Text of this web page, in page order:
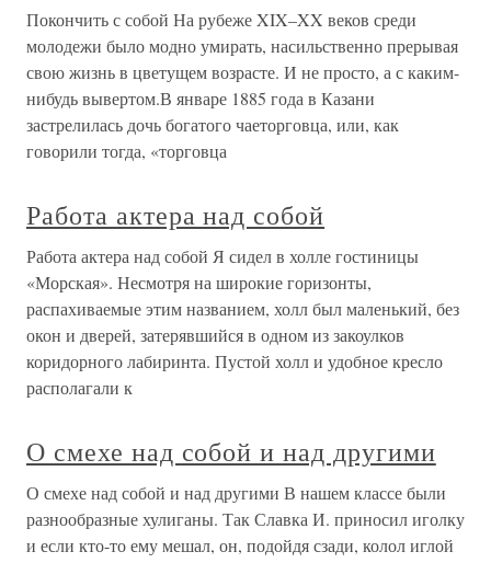
Покончить с собой На рубеже XIX–XX веков среди
молодежи было модно умирать, насильственно прерывая
свою жизнь в цветущем возрасте. И не просто, а с каким-
нибудь вывертом.В январе 1885 года в Казани
застрелилась дочь богатого чаеторговца, или, как
говорили тогда, «торговца
Работа актера над собой
Работа актера над собой Я сидел в холле гостиницы
«Морская». Несмотря на широкие горизонты,
распахиваемые этим названием, холл был маленький, без
окон и дверей, затерявшийся в одном из закоулков
коридорного лабиринта. Пустой холл и удобное кресло
располагали к
О смехе над собой и над другими
О смехе над собой и над другими В нашем классе были
разнообразные хулиганы. Так Славка И. приносил иголку
и если кто-то ему мешал, он, подойдя сзади, колол иглой